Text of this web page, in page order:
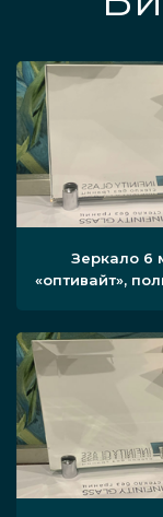
Зеркало 6
«оптивайт»,